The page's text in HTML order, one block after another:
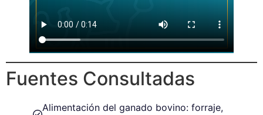
Fuentes Consultadas
Alimentación del ganado bovino: forraje,